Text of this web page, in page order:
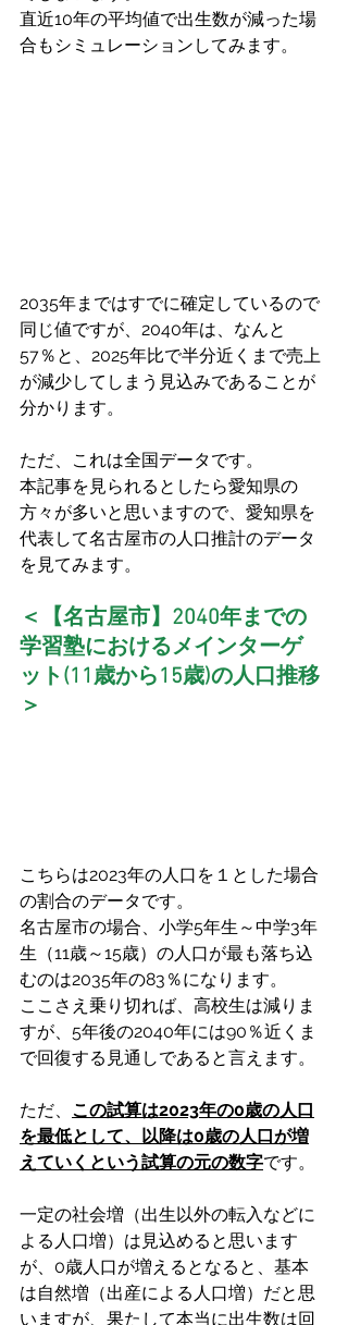
直近10年の平均値で出生数が減った場
合もシミュレーションしてみます。
2035年まではすでに確定しているので
同じ値ですが、2040年は、なんと
57％と、2025年比で半分近くまで売上
が減少してしまう見込みであることが
分かります。
ただ、これは全国データです。
本記事を見られるとしたら愛知県の
方々が多いと思いますので、愛知県を
代表して名古屋市の人口推計のデータ
を見てみます。
＜【名古屋市】2040年までの
学習塾におけるメインターゲ
ット(11歳から15歳)の人口推移
＞
こちらは2023年の人口を１とした場合
の割合のデータです。
名古屋市の場合、小学5年生～中学3年
生（11歳～15歳）の人口が最も落ち込
むのは2035年の83％になります。
ここさえ乗り切れば、高校生は減りま
すが、5年後の2040年には90％近くま
で回復する見通しであると言えます。
ただ、 この試算は2023年の0歳の人口
を最低として、以降は0歳の人口が増
えていくという試算の元の数字です。
一定の社会増（出生以外の転入などに
よる人口増）は見込めると思います
が、0歳人口が増えるとなると、基本
は自然増（出産による人口増）だと思
いますが、果たして本当に出生数は回